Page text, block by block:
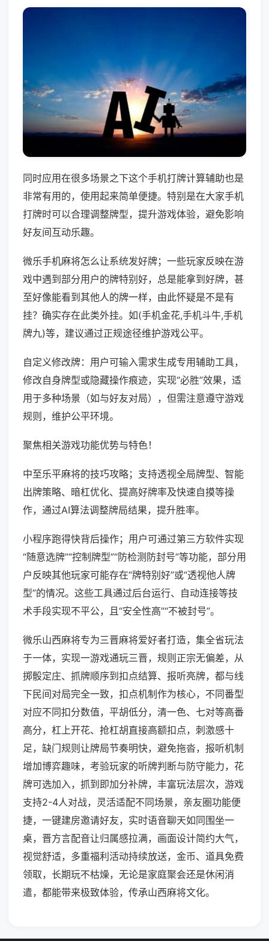
同时应用在很多场景之下这个手机打牌计算辅助也是
非常有用的，使用起来简单便捷。特别是在大家手机
打牌时可以合理调整牌型，提升游戏体验，避免影响
好友间互动乐趣。
微乐手机麻将怎么让系统发好牌；一些玩家反映在游
戏中遇到部分用户的牌特别好，总是能拿到好牌，甚
至好像能看到其他人的牌一样，由此怀疑是不是有
挂？确实存在此类外挂。如(手机金花,手机斗牛,手机
牌九)等，建议通过正规途径维护游戏公平。
自定义修改牌：用户可输入需求生成专用辅助工具，
修改自身牌型或隐藏操作痕迹，实现“必胜”效果，适
用于多种场景（如与好友对局），但需注意遵守游戏
规则，维护公平环境。
聚焦相关游戏功能优势与特色！
中至乐平麻将的技巧攻略；支持透视全局牌型、智能
出牌策略、暗杠优化、提高好牌率及快速自摸等操
作，通过AI算法调整牌局结果，提升胜率。
小程序跑得快背后操作；用户可通过第三方软件实现
“随意选牌”“控制牌型”“防检测防封号”等功能，部分用
户反映其他玩家可能存在“牌特别好”或“透视他人牌
型”的情况。这些工具通过后台运行、自动连接等技
术手段实现不平公，且“安全性高”“不被封号”。
微乐山西麻将专为三晋麻将爱好者打造，集全省玩法
于一体，实现一游戏通玩三晋，规则正宗无偏差，从
掷骰定庄、抓牌顺序到扣点结算、报听亮牌，都与线
下民间对局完全一致，扣点机制作为核心，不同番型
对应不同扣分数值，平胡低分，清一色、七对等高番
高分，杠上开花、抢杠胡直接高额扣点，刺激感十
足，缺门规则让牌局节奏明快，避免拖沓，报听机制
增加博弈趣味，考验玩家的听牌判断与防守能力，花
牌可选加入，抓到即加分补牌，丰富玩法层次，游戏
支持2-4人对战，灵活适配不同场景，亲友圈功能便
捷，一键建房邀请好友，实时语音聊天如同围坐一
桌，晋方言配音让归属感拉满，画面设计简约大气，
视觉舒适，多重福利活动持续放送，金币、道具免费
领取，长期玩不枯燥，无论是家庭聚会还是休闲消
遣，都能带来极致体验，传承山西麻将文化。